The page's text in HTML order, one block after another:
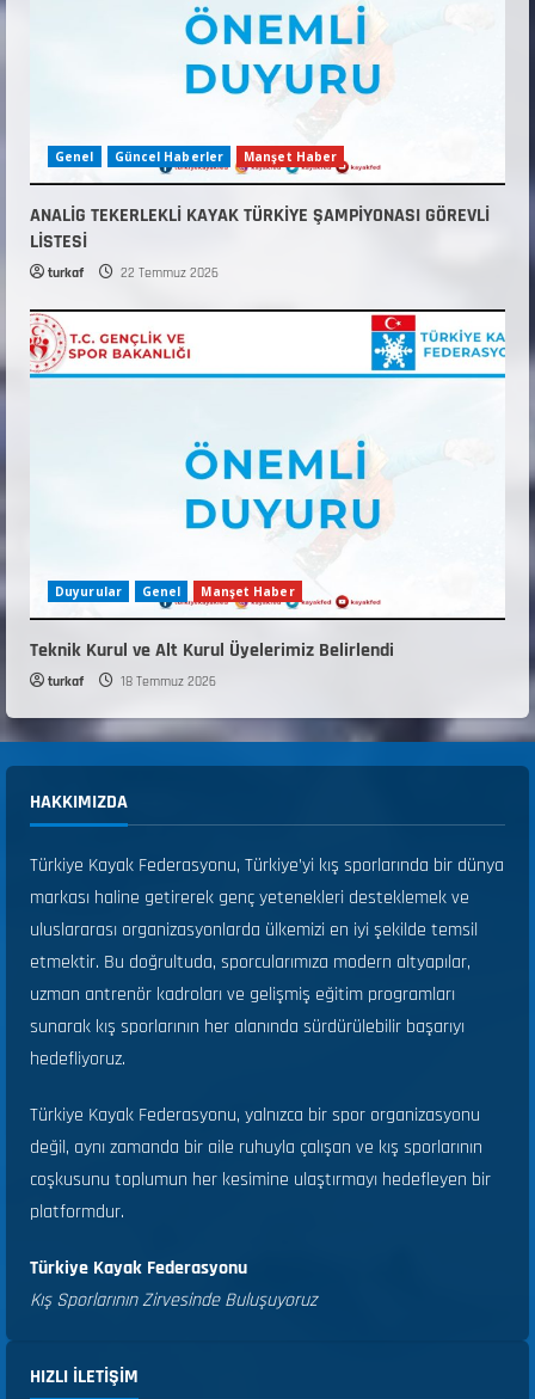
Genel Güncel Haberler Manşet Haber
ANALİG TEKERLEKLİ KAYAK TÜRKİYE ŞAMPİYONASI GÖREVLİ
LİSTESİ
turkaf 22 Temmuz 2026
Duyurular Genel Manşet Haber
Teknik Kurul ve Alt Kurul Üyelerimiz Belirlendi
turkaf 18 Temmuz 2026
HAKKIMIZDA
Türkiye Kayak Federasyonu, Türkiye’yi kış sporlarında bir dünya
markası haline getirerek genç yetenekleri desteklemek ve
uluslararası organizasyonlarda ülkemizi en iyi şekilde temsil
etmektir. Bu doğrultuda, sporcularımıza modern altyapılar,
uzman antrenör kadroları ve gelişmiş eğitim programları
sunarak kış sporlarının her alanında sürdürülebilir başarıyı
hedefliyoruz.
Türkiye Kayak Federasyonu, yalnızca bir spor organizasyonu
değil, aynı zamanda bir aile ruhuyla çalışan ve kış sporlarının
coşkusunu toplumun her kesimine ulaştırmayı hedefleyen bir
platformdur.
Türkiye Kayak Federasyonu
Kış Sporlarının Zirvesinde Buluşuyoruz
HIZLI ILETIŞIM